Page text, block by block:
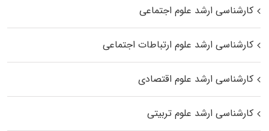
کارشناسی ارشد علوم اجتماعی
کارشناسی ارشد علوم ارتباطات اجتماعی
کارشناسی ارشد علوم اقتصادی
کارشناسی ارشد علوم تربیتی